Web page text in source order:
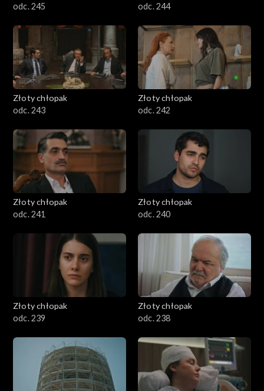
odc. 245
odc. 244
Złoty chłopak
odc. 243
Złoty chłopak
odc. 242
Złoty chłopak
odc. 241
Złoty chłopak
odc. 240
Złoty chłopak
odc. 239
Złoty chłopak
odc. 238